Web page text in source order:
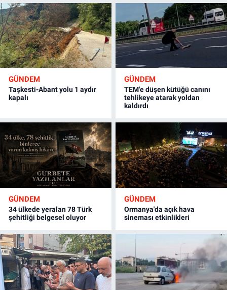
GÜNDEM
Taşkesti-Abant yolu 1 aydır
kapalı
GÜNDEM
TEM'e düşen kütüğü canını
tehlikeye atarak yoldan
kaldırdı
GÜNDEM
34 ülkede yeralan 78 Türk
şehitliği belgesel oluyor
GÜNDEM
Ormanya'da açık hava
sineması etkinlikleri